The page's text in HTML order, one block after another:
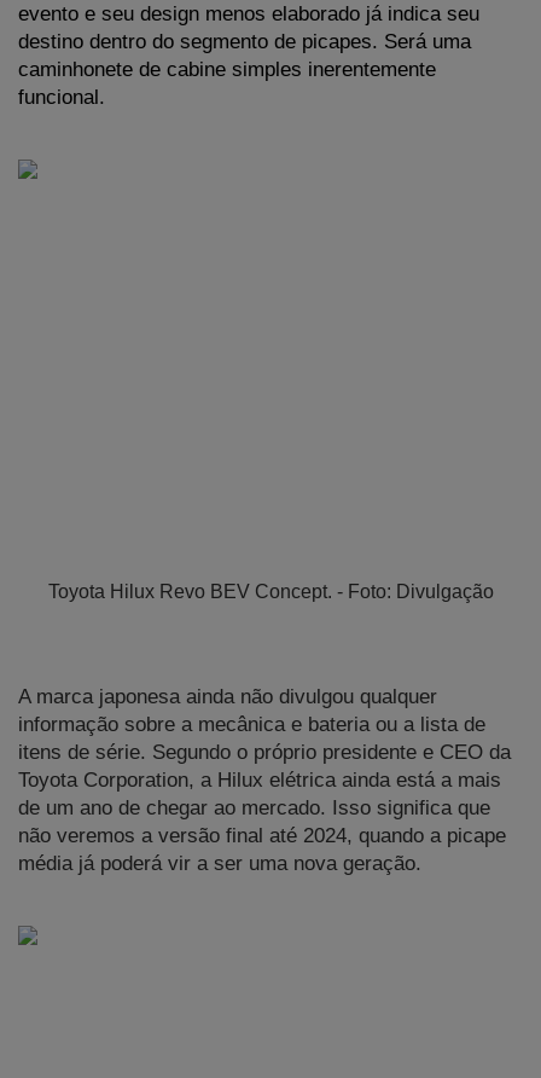
evento e seu design menos elaborado já indica seu
destino dentro do segmento de picapes. Será uma
caminhonete de cabine simples inerentemente
funcional.
Toyota Hilux Revo BEV Concept. - Foto: Divulgação
A marca japonesa ainda não divulgou qualquer
informação sobre a mecânica e bateria ou a lista de
itens de série. Segundo o próprio presidente e CEO da
Toyota Corporation, a Hilux elétrica ainda está a mais
de um ano de chegar ao mercado. Isso significa que
não veremos a versão final até 2024, quando a picape
média já poderá vir a ser uma nova geração.